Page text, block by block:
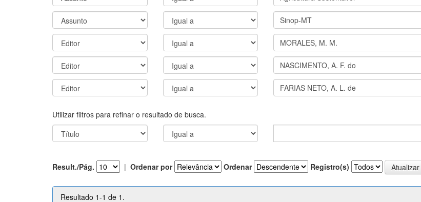
Utilizar filtros para refinar o resultado de busca.
Result./Pág. | Ordenar por Ordenar Registro(s)
Resultado 1-1 de 1.